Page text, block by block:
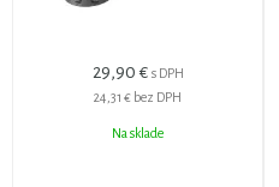
29,90 € s DPH
24,31 € bez DPH
Na sklade